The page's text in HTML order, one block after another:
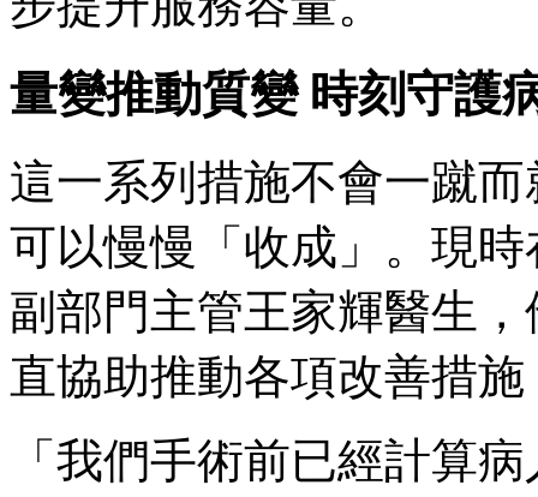
量變推動質變 時刻守護
這一系列措施不會一蹴
可以慢慢「收成」。現
副部門主管王家輝醫生
直協助推動各項改善措
「我們手術前已經計算